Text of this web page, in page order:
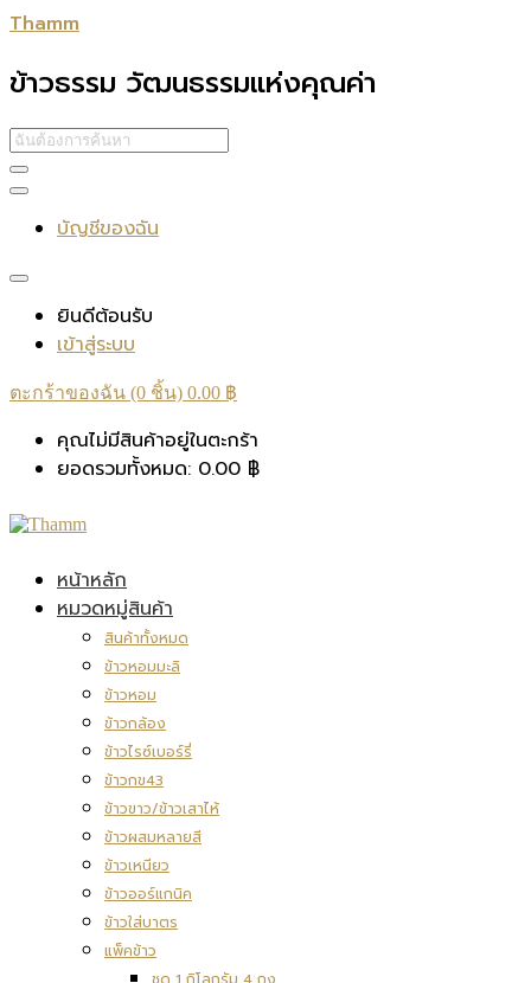
Thamm
ข้าวธรรม วัฒนธรรมแห่งคุณค่า
บัญชีของฉัน
ยินดีต้อนรับ
เข้าสู่ระบบ
ตะกร้าของฉัน (0 ชิ้น) 0.00 ฿
คุณไม่มีสินค้าอยู่ในตะกร้า
ยอดรวมทั้งหมด: 0.00 ฿
หน้าหลัก
หมวดหมู่สินค้า
สินค้าทั้งหมด
ข้าวหอมมะลิ
ข้าวหอม
ข้าวกล้อง
ข้าวไรซ์เบอร์รี่
ข้าวกข43
ข้าวขาว/ข้าวเสาไห้
ข้าวผสมหลายสี
ข้าวเหนียว
ข้าวออร์แกนิค
ข้าวใส่บาตร
แพ็คข้าว